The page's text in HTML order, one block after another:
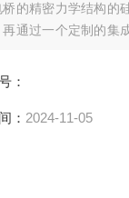
的精密力学结构的
通过一个定制的集
强。
：
： 2024-11-05